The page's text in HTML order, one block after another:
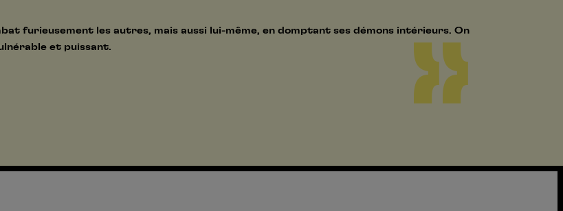
furieusement les autres, mais aussi lui-même, en domptant ses démons intérieurs. On
et puissant.